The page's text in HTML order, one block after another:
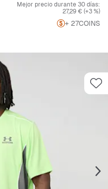
Mejor precio durante 30 días:
27,29 € (+3 %)
+ 27COINS